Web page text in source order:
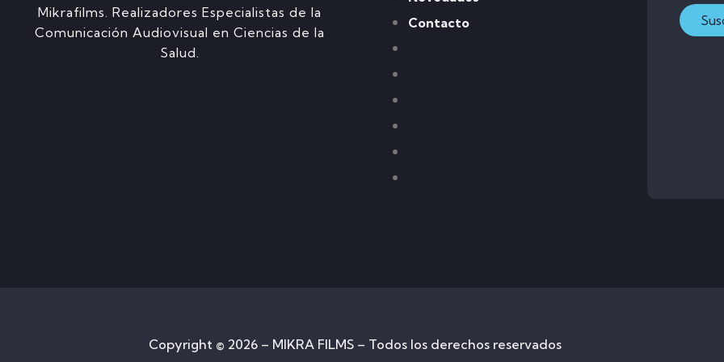
Mikrafilms. Realizadores Especialistas de la
Comunicación Audiovisual en Ciencias de la
Salud.
Contacto
Copyright © 2026 – MIKRA FILMS – Todos los derechos reservados